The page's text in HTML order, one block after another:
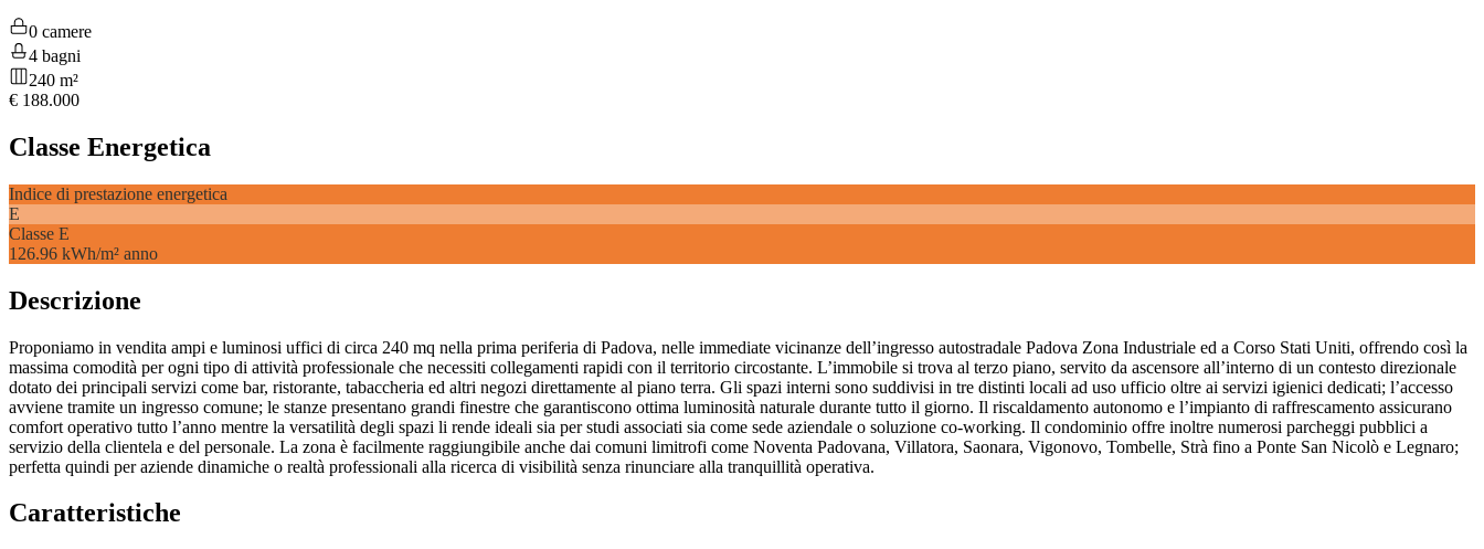
0 camere
4 bagni
240 m²
€ 188.000
Classe Energetica
Indice di prestazione energetica
E
Classe E
126.96 kWh/m² anno
Descrizione
Proponiamo in vendita ampi e luminosi uffici di circa 240 mq nella prima periferia di Padova, nelle immediate vicinanze dell’ingresso autostradale Padova Zona Industriale ed a Corso Stati Uniti, offrendo così la
massima comodità per ogni tipo di attività professionale che necessiti collegamenti rapidi con il territorio circostante. L’immobile si trova al terzo piano, servito da ascensore all’interno di un contesto direzionale
dotato dei principali servizi come bar, ristorante, tabaccheria ed altri negozi direttamente al piano terra. Gli spazi interni sono suddivisi in tre distinti locali ad uso ufficio oltre ai servizi igienici dedicati; l’accesso
avviene tramite un ingresso comune; le stanze presentano grandi finestre che garantiscono ottima luminosità naturale durante tutto il giorno. Il riscaldamento autonomo e l’impianto di raffrescamento assicurano
comfort operativo tutto l’anno mentre la versatilità degli spazi li rende ideali sia per studi associati sia come sede aziendale o soluzione co-working. Il condominio offre inoltre numerosi parcheggi pubblici a
servizio della clientela e del personale. La zona è facilmente raggiungibile anche dai comuni limitrofi come Noventa Padovana, Villatora, Saonara, Vigonovo, Tombelle, Strà fino a Ponte San Nicolò e Legnaro;
perfetta quindi per aziende dinamiche o realtà professionali alla ricerca di visibilità senza rinunciare alla tranquillità operativa.
Caratteristiche